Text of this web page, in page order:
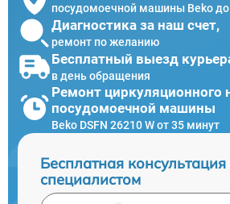
посудомоечной машины Beko до
Диагностика за наш счет,
ремонт по желанию
Бесплатный выезд
в день обращения
Ремонт циркуляционного
посудомоечной машины
Beko DSFN 26210 W от 35 минут
Бесплатная консультация
специалистом